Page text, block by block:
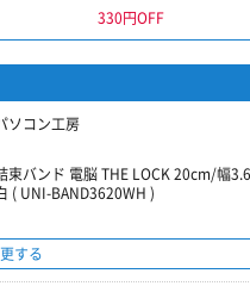
330円OFF
ソコン工房
束バンド 電脳 THE LOCK 20cm/幅
( UNI-BAND3620WH )
する